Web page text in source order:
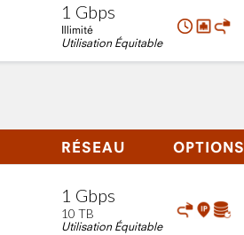
1 Gbps
Illimité
Utilisation Équitable
RÉSEAU OPTIONS
1 Gbps
10 TB
Utilisation Équitable